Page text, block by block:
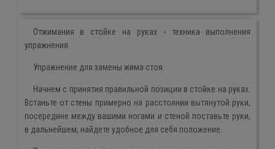
Отжимания в стойке на руках - техника выполнения
упражнения.
Упражнение для замены жима стоя.
Начнем с принятия правильной позиции в стойке на руках.
Встаньте от стены примерно на расстоянии вытянутой руки,
посередине между вашими ногами и стеной поставьте руки,
в дальнейшем, найдете удобное для себя положение.